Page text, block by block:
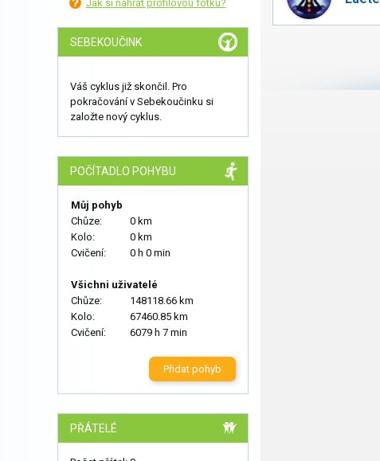
Jak si nahrát profilovou fotku?
SEBEKOUČINK
Váš cyklus již skončil. Pro
pokračování v Sebekoučinku si
založte nový cyklus.
POČÍTADLO POHYBU
Můj pohyb
Chůze:
0 km
Kolo:
0 km
Cvičení:
0 h 0 min
Všichni uživatelé
Chůze:
148118.66 km
Kolo:
67460.85 km
Cvičení:
6079 h 7 min
Přidat pohyb
PŘÁTELÉ